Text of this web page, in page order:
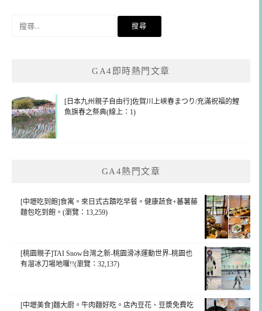
GA4即時熱門文章
[日本九州親子自由行]佐賀川上峡春まつり/充滿祝福的鯉
魚旗春之祭典(線上：1)
GA4熱門文章
[中壢吃到飽]食寓。來日式古蹟吃早餐。健康蔬食+蕃薯藤
麵包吃到飽。(瀏覽：13,259)
[桃園親子]TAI Snow台灣之新-桃園滑冰運動世界-桃園也
有溜冰刀場地囉!!(瀏覽：32,137)
[中壢美食]麵大廚。牛肉麵好吃。店內豆花、豆漿免費吃